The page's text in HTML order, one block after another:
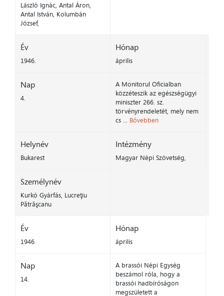
László Ignác, Antal Áron,
Antal István, Kolumbán
József,
Év
1946.
Hónap
április
Nap
4.
A Monitorul Oficialban
közzéteszik az egészségügyi
miniszter 266. sz.
törvényrendeletét, mely nem
cs ... Bővebben
Helynév
Bukarest
Intézmény
Magyar Népi Szövetség,
Személynév
Kurkó Gyárfás, Lucreţiu
Pătrăşcanu
Év
1946.
Hónap
április
Nap
14.
A brassói Népi Egység
beszámol róla, hogy a
brassói hadbíróságon
megszületett a